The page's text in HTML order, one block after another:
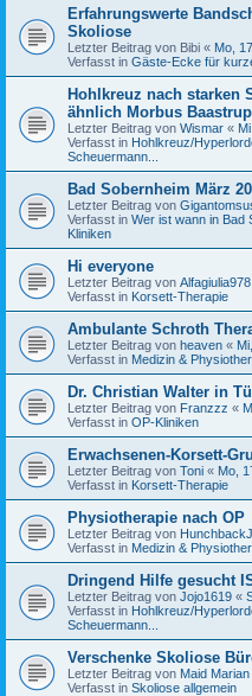
Erfahrungswerte
Skoliose
Letzter Beitrag von Bibi « Mo,
Verfasst in Gäste-Ecke für
Hohlkreuz nach starken
ähnlich Morbus
Letzter Beitrag von Wismar «
Verfasst in Hohlkreuz/
Scheuermann...
Bad Sobernheim März
Letzter Beitrag von
Verfasst in Wer ist wann in Bad
Kliniken
Hi everyone
Letzter Beitrag von Alfagiulia978
Verfasst in Korsett-Therapie
Ambulante Schroth
Letzter Beitrag von heaven «
Verfasst in Medizin &
Dr. Christian Walter in
Letzter Beitrag von Franzzz «
Verfasst in OP-Kliniken
Erwachsenen-Korsett-
Letzter Beitrag von Toni « Mo,
Verfasst in Korsett-Therapie
Physiotherapie nach OP
Letzter Beitrag von
Verfasst in Medizin &
Dringend Hilfe gesucht
Letzter Beitrag von Jojo1619 «
Verfasst in Hohlkreuz/
Scheuermann...
Verschenke Skoliose
Letzter Beitrag von Maid Marian
Verfasst in Skoliose allgemein